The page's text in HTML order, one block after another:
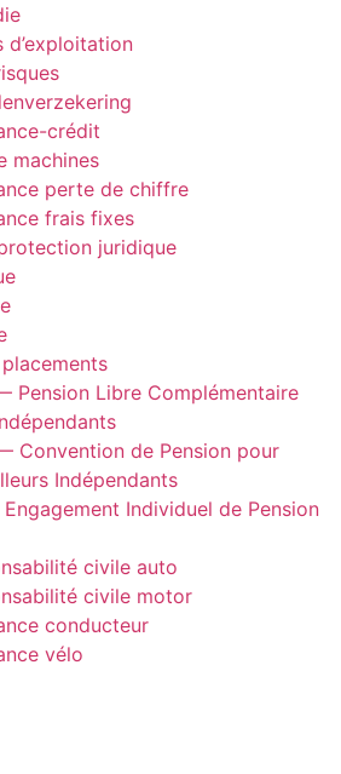
d’exploitation
crédit
machines
perte de chiffre
frais fixes
juridique
Pension Libre Complémentaire
Convention de Pension pour
Indépendants
Individuel de Pension
civile auto
civile motor
conducteur
vélo